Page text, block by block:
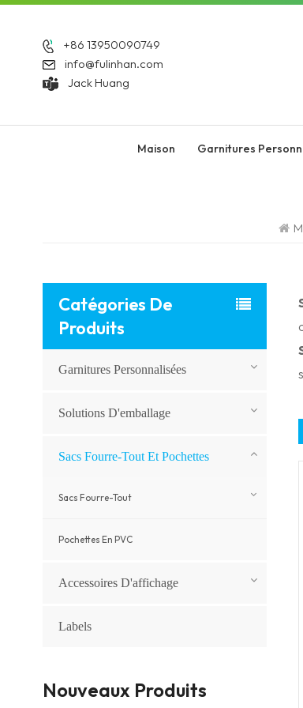
+86 13950090749
info@fulinhan.com
Jack Huang
Maison Garnitures
Catégories De
Produits
Garnitures Personnalisées
Solutions D'emballage
Sacs Fourre-Tout Et Pochettes
Sacs Fourre-Tout
Pochettes En PVC
Accessoires D'affichage
Labels
Nouveaux Produits